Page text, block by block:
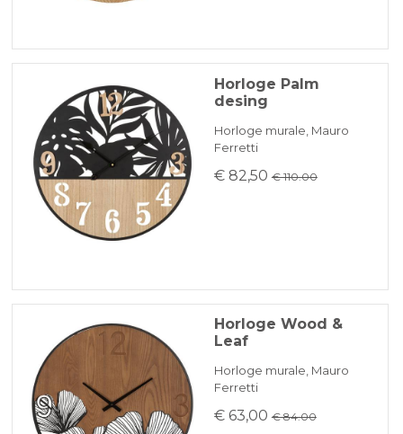
Horloge Palm
desing
Horloge murale, Mauro
Ferretti
€ 82,50 € 110.00
Horloge Wood &
Leaf
Horloge murale, Mauro
Ferretti
€ 63,00 € 84.00